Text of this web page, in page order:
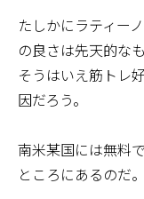
たしかにラティー
の良さは先天的な
そうはいえ筋トレ
因だろう。
南米某国には無料
ところにあるのだ。